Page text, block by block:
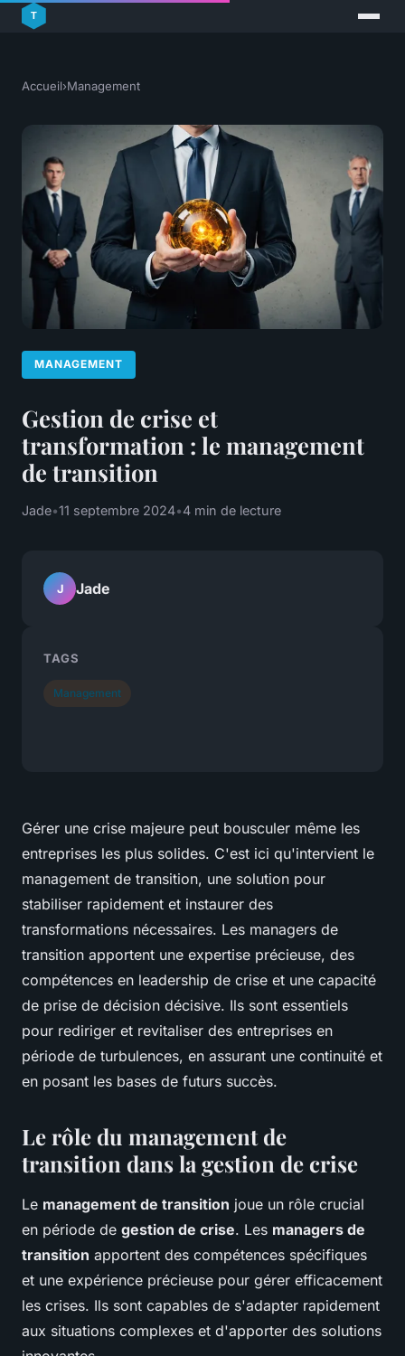
Accueil›Management
MANAGEMENT
Gestion de crise et
transformation : le management
de transition
Jade•11 septembre 2024•4 min de lecture
Gérer une crise majeure peut bousculer même les
entreprises les plus solides. C'est ici qu'intervient le
management de transition, une solution pour
stabiliser rapidement et instaurer des
transformations nécessaires. Les managers de
transition apportent une expertise précieuse, des
compétences en leadership de crise et une capacité
de prise de décision décisive. Ils sont essentiels
pour rediriger et revitaliser des entreprises en
période de turbulences, en assurant une continuité et
en posant les bases de futurs succès.
Le rôle du management de
transition dans la gestion de crise
Le management de transition joue un rôle crucial
en période de gestion de crise. Les managers de
transition apportent des compétences spécifiques
et une expérience précieuse pour gérer efficacement
les crises. Ils sont capables de s'adapter rapidement
aux situations complexes et d'apporter des solutions
J Jade
TAGS
Management